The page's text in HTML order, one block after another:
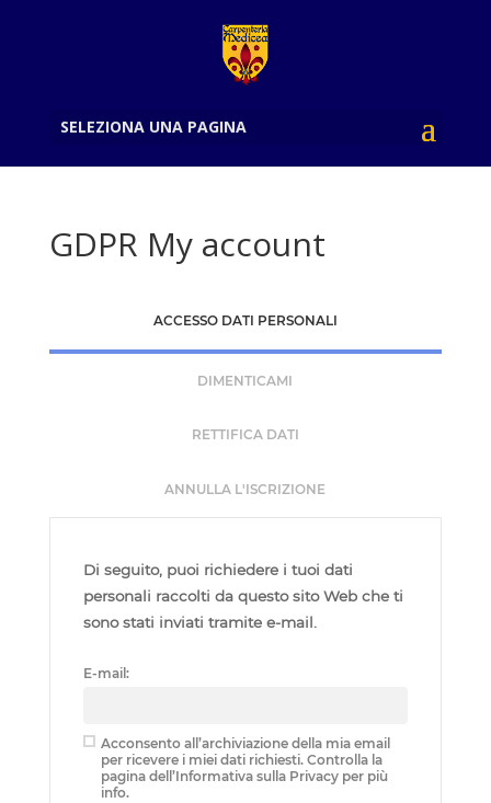
SELEZIONA UNA PAGINA
GDPR My account
ACCESSO DATI PERSONALI
DIMENTICAMI
RETTIFICA DATI
ANNULLA L'ISCRIZIONE
Di seguito, puoi richiedere i tuoi dati
personali raccolti da questo sito Web che ti
sono stati inviati tramite e-mail.
E-mail:
Acconsento all’archiviazione della mia email
per ricevere i miei dati richiesti. Controlla la
pagina dell’Informativa sulla Privacy per più
info.